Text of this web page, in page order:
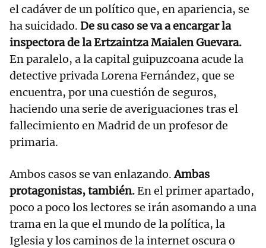
el cadáver de un político que, en apariencia, se
ha suicidado. De su caso se va a encargar la
inspectora de la Ertzaintza Maialen Guevara.
En paralelo, a la capital guipuzcoana acude la
detective privada Lorena Fernández, que se
encuentra, por una cuestión de seguros,
haciendo una serie de averiguaciones tras el
fallecimiento en Madrid de un profesor de
primaria.
Ambos casos se van enlazando.Ambas
protagonistas, también.En el primer apartado,
poco a poco los lectores se irán asomando a una
trama en la que el mundo de la política, la
Iglesia y los caminos de la internet oscura o